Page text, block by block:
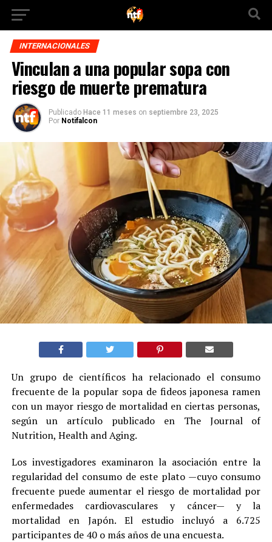
INTERNACIONALES
Vinculan a una popular sopa con
riesgo de muerte prematura
Publicado Hace 11 meses on septiembre 23, 2025
Por Notifalcon
Un grupo de científicos ha relacionado el consumo
frecuente de la popular sopa de fideos japonesa ramen
con un mayor riesgo de mortalidad en ciertas personas,
según un artículo publicado en The Journal of
Nutrition, Health and Aging.
Los investigadores examinaron la asociación entre la
regularidad del consumo de este plato —cuyo consumo
frecuente puede aumentar el riesgo de mortalidad por
enfermedades cardiovasculares y cáncer— y la
mortalidad en Japón. El estudio incluyó a 6.725
participantes de 40 o más años de una encuesta.